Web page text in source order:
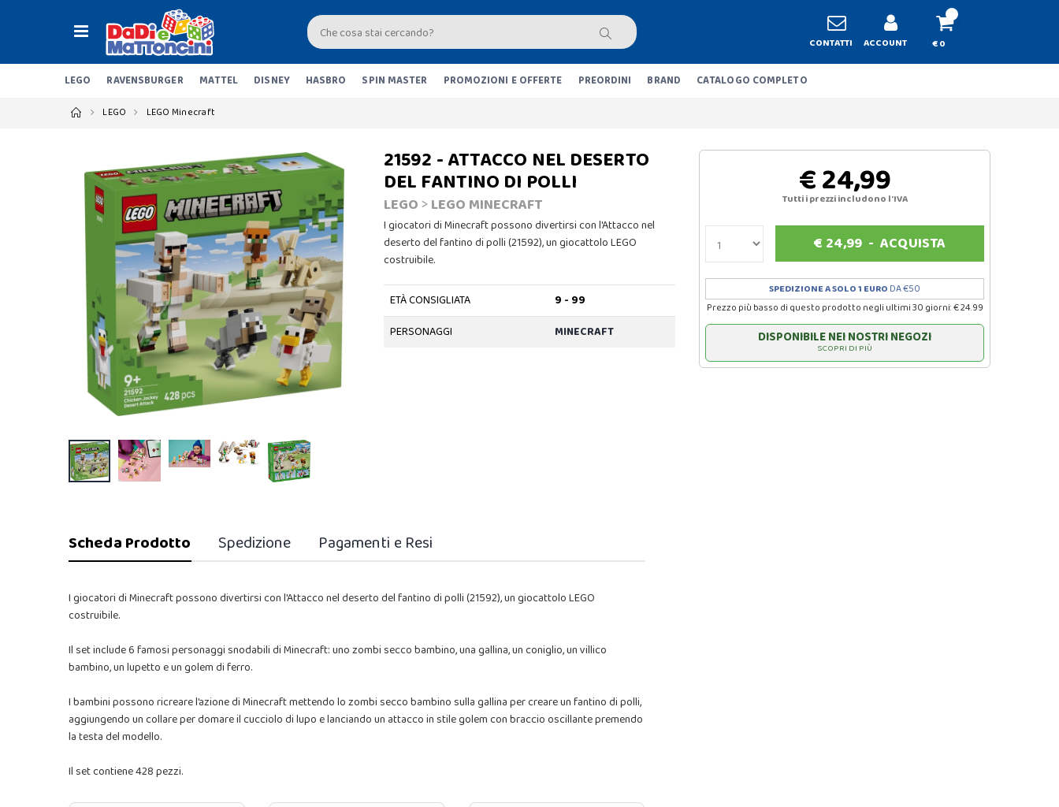
CONTATTI ACCOUNT € 0
LEGO RAVENSBURGER MATTEL DISNEY HASBRO SPIN MASTER PROMOZIONI E OFFERTE PREORDINI BRAND CATALOGO COMPLETO
LEGO LEGO Minecraft
21592 - ATTACCO NEL DESERTO
DEL FANTINO DI POLLI
LEGO> LEGO MINECRAFT
I giocatori di Minecraft possono divertirsi con l'Attacco nel
deserto del fantino di polli (21592), un giocattolo LEGO
costruibile.
ETÀ CONSIGLIATA
9 - 99
PERSONAGGI
MINECRAFT
€ 24,99
Tutti i prezzi includono l'IVA
€ 24,99 -ACQUISTA
SPEDIZIONE A SOLO 1 EURO DA €50
Prezzo più basso di questo prodotto negli ultimi 30 giorni: € 24.99
DISPONIBILE NEI NOSTRI NEGOZI
SCOPRI DI PIÙ
Scheda Prodotto Spedizione Pagamenti e Resi
I giocatori di Minecraft possono divertirsi con l'Attacco nel deserto del fantino di polli (21592), un giocattolo LEGO
costruibile.
Il set include 6 famosi personaggi snodabili di Minecraft: uno zombi secco bambino, una gallina, un coniglio, un villico
bambino, un lupetto e un golem di ferro.
I bambini possono ricreare l’azione di Minecraft mettendo lo zombi secco bambino sulla gallina per creare un fantino di polli,
aggiungendo un collare per domare il cucciolo di lupo e lanciando un attacco in stile golem con braccio oscillante premendo
la testa del modello.
Il set contiene 428 pezzi.